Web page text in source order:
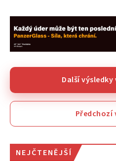
Další
Předchozí
NEJČTENĚJŠÍ